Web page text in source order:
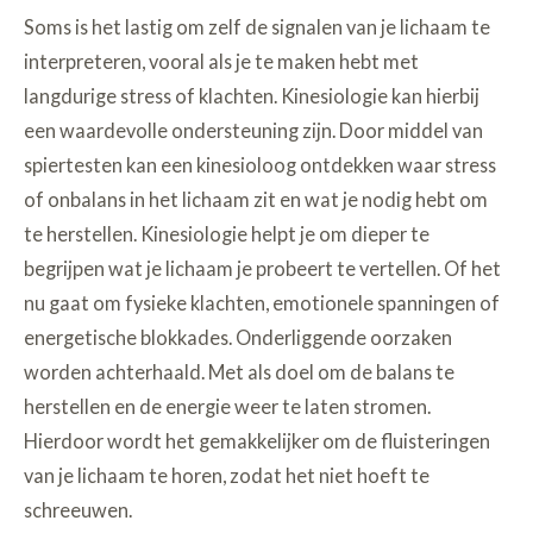
Soms is het lastig om zelf de signalen van je lichaam te
interpreteren, vooral als je te maken hebt met
langdurige stress of klachten. Kinesiologie kan hierbij
een waardevolle ondersteuning zijn. Door middel van
spiertesten kan een kinesioloog ontdekken waar stress
of onbalans in het lichaam zit en wat je nodig hebt om
te herstellen. Kinesiologie helpt je om dieper te
begrijpen wat je lichaam je probeert te vertellen. Of het
nu gaat om fysieke klachten, emotionele spanningen of
energetische blokkades. Onderliggende oorzaken
worden achterhaald. Met als doel om de balans te
herstellen en de energie weer te laten stromen.
Hierdoor wordt het gemakkelijker om de fluisteringen
van je lichaam te horen, zodat het niet hoeft te
schreeuwen.